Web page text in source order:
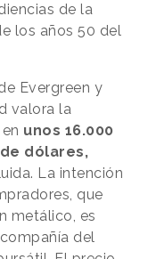
de la
los años 50 del
Evergreen y
valora la
unos 16.000
dólares,
La intención
que
metálico, es
del